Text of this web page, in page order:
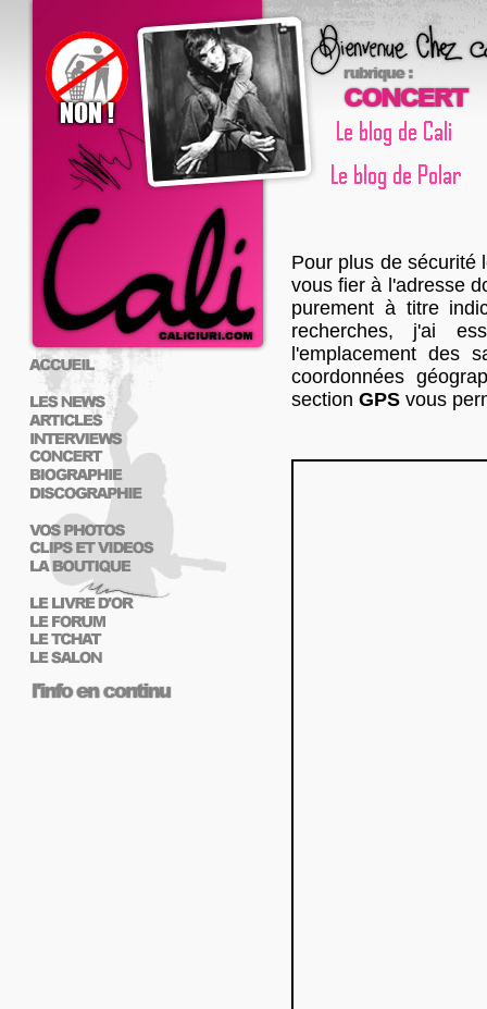
Pour plus de sécurité
vous fier à l'adresse
purement à titre
recherches, j'ai
l'emplacement des
coordonnées
section GPS vous